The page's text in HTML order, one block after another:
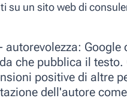
su un sito web di
autorevolezza: Google
che pubblica il
positive di altre
dell'autore